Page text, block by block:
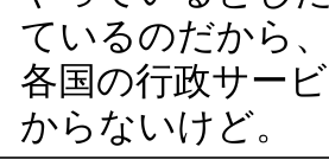
ているのだから
各国の行政サー
からないけど。